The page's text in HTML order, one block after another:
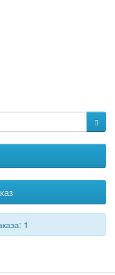
1